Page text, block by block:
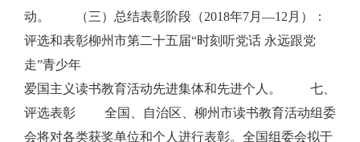
动。 （三）总结表彰阶段（2018年7月—12月）：
评选和表彰柳州市第二十五届“时刻听党话 永远跟党
走”青少年
爱国主义读书教育活动先进集体和先进个人。 七、
评选表彰 全国、自治区、柳州市读书教育活动组委
会将对各类获奖单位和个人进行表彰。全国组委会拟于